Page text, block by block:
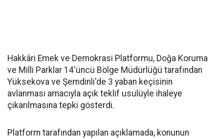
Hakkâri Emek ve Demokrasi Platformu, Doğa Koruma
ve Milli Parklar 14'üncü Bölge Müdürlüğü tarafından
Yüksekova ve Şemdinli'de 3 yaban keçisinin
avlanması amacıyla açık teklif usulüyle ihaleye
çıkarılmasına tepki gösterdi.
Platform tarafından yapılan açıklamada, konunun